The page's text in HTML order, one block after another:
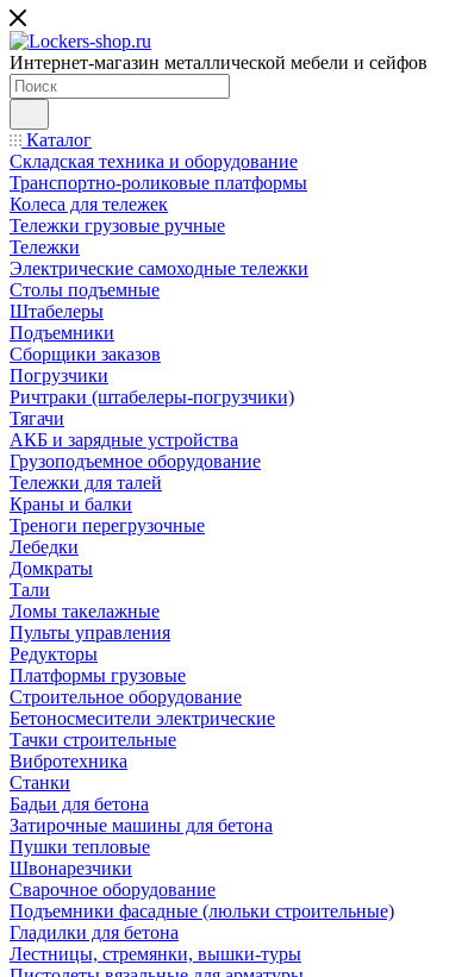
Интернет-магазин металлической мебели и сейфов
Каталог
Складская техника и оборудование
Транспортно-роликовые платформы
Колеса для тележек
Тележки грузовые ручные
Тележки
Электрические самоходные тележки
Столы подъемные
Штабелеры
Подъемники
Сборщики заказов
Погрузчики
Ричтраки (штабелеры-погрузчики)
Тягачи
АКБ и зарядные устройства
Грузоподъемное оборудование
Тележки для талей
Краны и балки
Треноги перегрузочные
Лебедки
Домкраты
Тали
Ломы такелажные
Пульты управления
Редукторы
Платформы грузовые
Строительное оборудование
Бетоносмесители электрические
Тачки строительные
Вибротехника
Станки
Бадьи для бетона
Затирочные машины для бетона
Пушки тепловые
Швонарезчики
Сварочное оборудование
Подъемники фасадные (люльки строительные)
Гладилки для бетона
Лестницы, стремянки, вышки-туры